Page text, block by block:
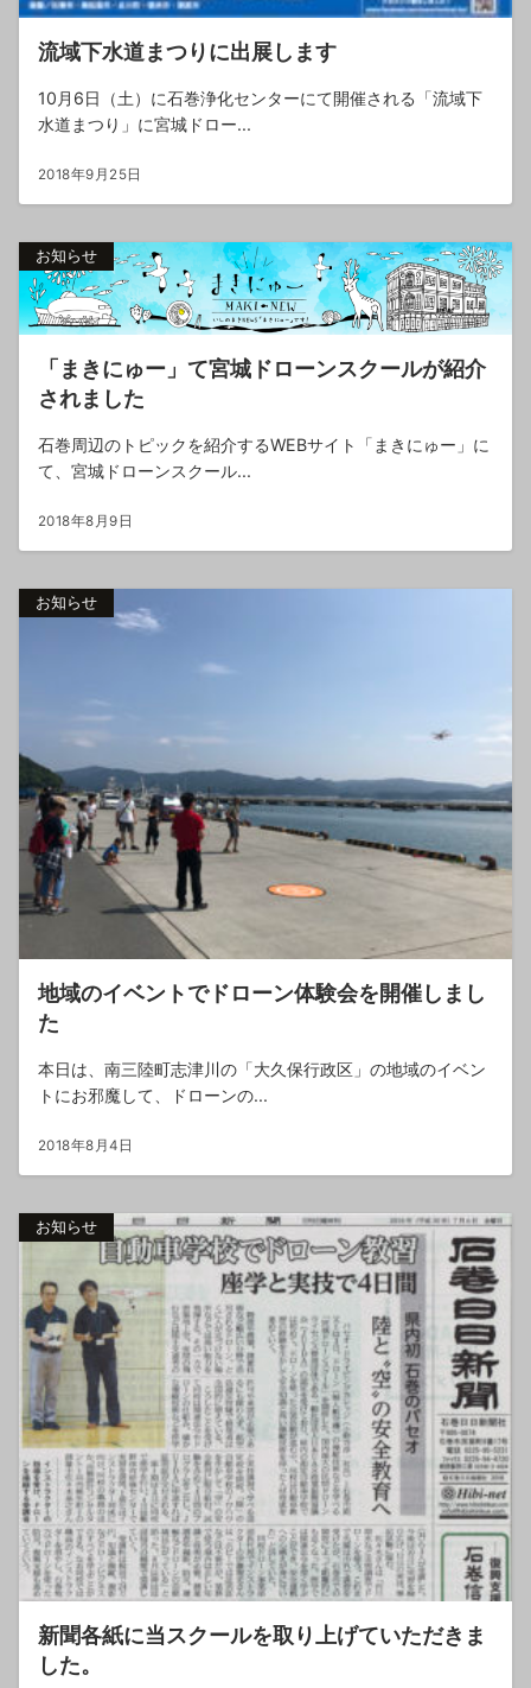
流域下水道まつりに出展します
10月6日（土）に石巻浄化センターにて開催される「流域下
水道まつり」に宮城ドロー...
2018年9月25日
お知らせ
「まきにゅー」て宮城ドローンスクールが紹介
されました
石巻周辺のトピックを紹介するWEBサイト「まきにゅー」に
て、宮城ドローンスクール...
2018年8月9日
お知らせ
地域のイベントでドローン体験会を開催しまし
た
本日は、南三陸町志津川の「大久保行政区」の地域のイベン
トにお邪魔して、ドローンの...
2018年8月4日
お知らせ
新聞各紙に当スクールを取り上げていただきま
した。